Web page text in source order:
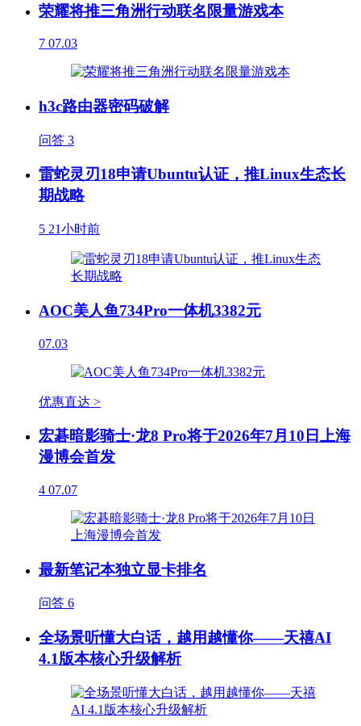
荣耀将推三角洲行动联名限量游戏本
7 07.03
h3c路由器密码破解
问答 3
雷蛇灵刃18申请Ubuntu认证，推Linux生态长
期战略
5 21小时前
AOC美人鱼734Pro一体机3382元
07.03
优惠直达 >
宏碁暗影骑士·龙8 Pro将于2026年7月10日上海
漫博会首发
4 07.07
最新笔记本独立显卡排名
问答 6
全场景听懂大白话，越用越懂你——天禧AI
4.1版本核心升级解析